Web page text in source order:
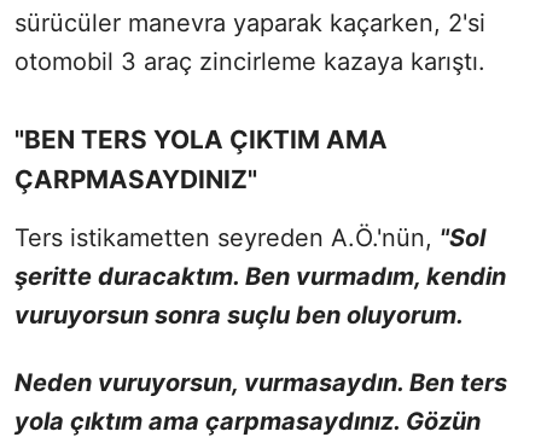
sürücüler manevra yaparak kaçarken, 2'si
otomobil 3 araç zincirleme kazaya karıştı.
"BEN TERS YOLA ÇIKTIM AMA
ÇARPMASAYDINIZ"
Ters istikametten seyreden A.Ö.'nün, "Sol
şeritte duracaktım. Ben vurmadım, kendin
vuruyorsun sonra suçlu ben oluyorum.
Neden vuruyorsun, vurmasaydın. Ben ters
yola çıktım ama çarpmasaydınız. Gözün